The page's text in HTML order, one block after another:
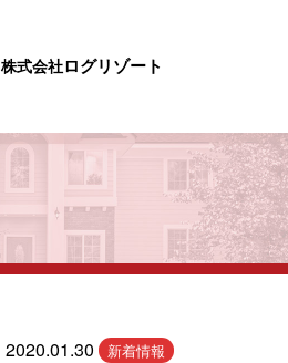
株式会社ログリゾート
2020.01.30 新着情報